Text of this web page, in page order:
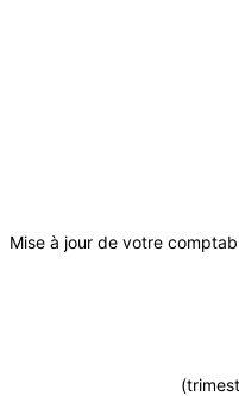
Mise à jour de votre